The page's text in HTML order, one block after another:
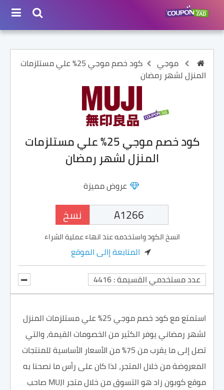
موجي
كود خصم موجي 25% علي مستلزمات
المنزل لشهر رمضان
كود خصم موجي 25% علي مستلزمات
المنزل لشهر رمضان
عروض مميزة
نسخ
انسخ الكود واستخدمه عند انهاء عملية الشراء
المتابعة إالى الموقع
عدد مستخدمي القسيمة : 4416
استمتع مع كود خصم موجي 25% علي مستلزمات المنزل
لشهر رمضاني يوفر الكثير من الخصومات القيمة، والتي
تصل إلى ما يقرب من 75% من الأسعار الأساسية للمنتجات
المعروضة من خلال المتجر، لذا كان على رأس ما نصحنا به
موقع كوبون زاد هو التسوق من خلال متجر MUJI صاحب